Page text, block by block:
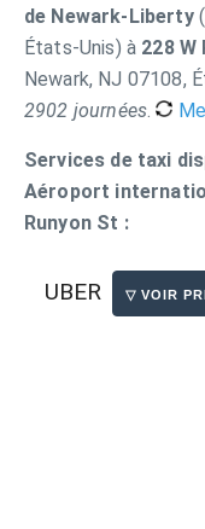
de Newark-Liberty
États-Unis) à 228 W
Newark, NJ 07108,
2902 journées.
Services de taxi
Aéroport
Runyon St :
UBER